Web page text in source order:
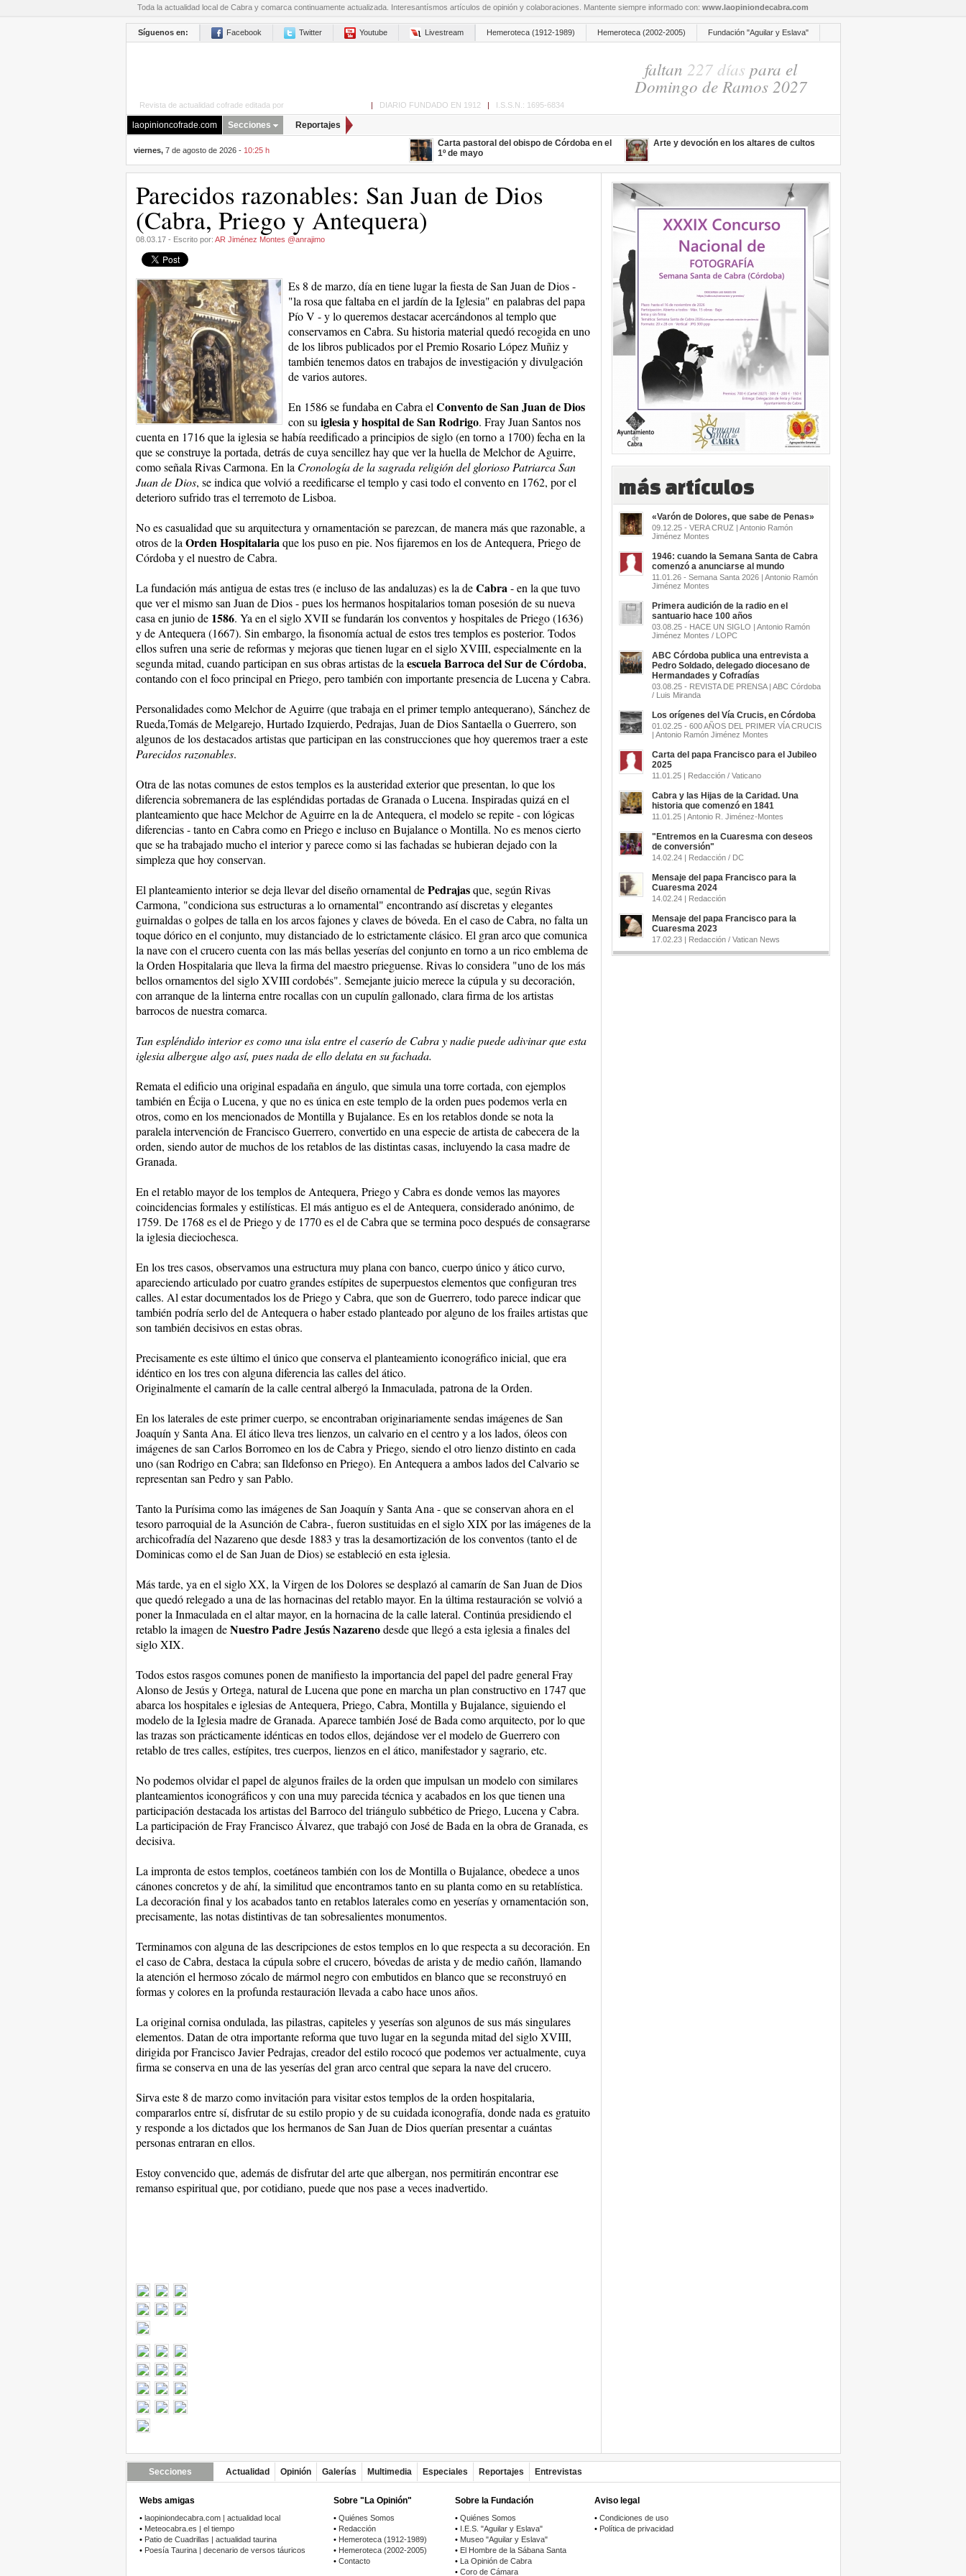
Toda la actualidad local de Cabra y comarca continuamente actualizada. Interesantísmos artículos de opinión y colaboraciones. Mantente siempre informado con: www.laopiniondecabra.com
Síguenos en: Facebook Twitter Youtube Livestream Hemeroteca (1912-1989) Hemeroteca (2002-2005) Fundación "Aguilar y Eslava"
faltan 227 días para el
Domingo de Ramos 2027
Revista de actualidad cofrade editada por | DIARIO FUNDADO EN 1912 | I.S.S.N.: 1695-6834
laopinioncofrade.com Secciones Reportajes
viernes,7 de agosto de 2026 - 10:25 h
Carta pastoral del obispo de Córdoba en el
1º de mayo
Arte y devoción en los altares de cultos
Parecidos razonables: San Juan de Dios
(Cabra, Priego y Antequera)
08.03.17 - Escrito por: AR Jiménez Montes @anrajimo
Es 8 de marzo, día en tiene lugar la fiesta de San Juan de Dios -
"la rosa que faltaba en el jardín de la Iglesia" en palabras del papa
Pío V - y lo queremos destacar acercándonos al templo que
conservamos en Cabra. Su historia material quedó recogida en uno
de los libros publicados por el Premio Rosario López Muñiz y
también tenemos datos en trabajos de investigación y divulgación
de varios autores.
En 1586 se fundaba en Cabra el Convento de San Juan de Dios
con su iglesia y hospital de San Rodrigo. Fray Juan Santos nos
cuenta en 1716 que la iglesia se había reedificado a principios de siglo (en torno a 1700) fecha en la
que se construye la portada, detrás de cuya sencillez hay que ver la huella de Melchor de Aguirre,
como señala Rivas Carmona. En la Cronología de la sagrada religión del glorioso Patriarca San
Juan de Dios, se indica que volvió a reedificarse el templo y casi todo el convento en 1762, por el
deterioro sufrido tras el terremoto de Lisboa.
No es casualidad que su arquitectura y ornamentación se parezcan, de manera más que razonable, a
otros de la Orden Hospitalaria que los puso en pie. Nos fijaremos en los de Antequera, Priego de
Córdoba y el nuestro de Cabra.
La fundación más antigua de estas tres (e incluso de las andaluzas) es la deCabra - en la que tuvo
que ver el mismo san Juan de Dios - pues los hermanos hospitalarios toman posesión de su nueva
casa en junio de 1586. Ya en el siglo XVII se fundarán los conventos y hospitales de Priego (1636)
y de Antequera (1667). Sin embargo, la fisonomía actual de estos tres templos es posterior. Todos
ellos sufren una serie de reformas y mejoras que tienen lugar en el siglo XVIII, especialmente en la
segunda mitad, cuando participan en sus obras artistas de la escuela Barroca del Sur de Córdoba,
contando con el foco principal en Priego, pero también con importante presencia de Lucena y Cabra.
Personalidades como Melchor de Aguirre (que trabaja en el primer templo antequerano), Sánchez de
Rueda,Tomás de Melgarejo, Hurtado Izquierdo, Pedrajas, Juan de Dios Santaella o Guerrero, son
algunos de los destacados artistas que participan en las construcciones que hoy queremos traer a este
Parecidos razonables.
Otra de las notas comunes de estos templos es la austeridad exterior que presentan, lo que los
diferencia sobremanera de las espléndidas portadas de Granada o Lucena. Inspiradas quizá en el
planteamiento que hace Melchor de Aguirre en la de Antequera, el modelo se repite - con lógicas
diferencias - tanto en Cabra como en Priego e incluso en Bujalance o Montilla. No es menos cierto
que se ha trabajado mucho el interior y parece como si las fachadas se hubieran dejado con la
simpleza que hoy conservan.
El planteamiento interior se deja llevar del diseño ornamental dePedrajasque, según Rivas
Carmona, "condiciona sus estructuras a lo ornamental" encontrando así discretas y elegantes
guirnaldas o golpes de talla en los arcos fajones y claves de bóveda. En el caso de Cabra, no falta un
toque dórico en el conjunto, muy distanciado de lo estrictamente clásico. El gran arco que comunica
la nave con el crucero cuenta con las más bellas yeserías del conjunto en torno a un rico emblema de
la Orden Hospitalaria que lleva la firma del maestro prieguense. Rivas lo considera "uno de los más
bellos ornamentos del siglo XVIII cordobés". Semejante juicio merece la cúpula y su decoración,
con arranque de la linterna entre rocallas con un cupulín gallonado, clara firma de los artistas
barrocos de nuestra comarca.
Tan espléndido interior es como una isla entre el caserío de Cabra y nadie puede adivinar que esta
iglesia albergue algo así, pues nada de ello delata en su fachada.
Remata el edificio una original espadaña en ángulo, que simula una torre cortada, con ejemplos
también en Écija o Lucena, y que no es única en este templo de la orden pues podemos verla en
otros, como en los mencionados de Montilla y Bujalance. Es en los retablos donde se nota la
paralela intervención de Francisco Guerrero, convertido en una especie de artista de cabecera de la
orden, siendo autor de muchos de los retablos de las distintas casas, incluyendo la casa madre de
Granada.
En el retablo mayor de los templos de Antequera, Priego y Cabra es donde vemos las mayores
coincidencias formales y estilísticas. El más antiguo es el de Antequera, considerado anónimo, de
1759. De 1768 es el de Priego y de 1770 es el de Cabra que se termina poco después de consagrarse
la iglesia dieciochesca.
En los tres casos, observamos una estructura muy plana con banco, cuerpo único y ático curvo,
apareciendo articulado por cuatro grandes estípites de superpuestos elementos que configuran tres
calles. Al estar documentados los de Priego y Cabra, que son de Guerrero, todo parece indicar que
también podría serlo del de Antequera o haber estado planteado por alguno de los frailes artistas que
son también decisivos en estas obras.
Precisamente es este último el único que conserva el planteamiento iconográfico inicial, que era
idéntico en los tres con alguna diferencia las calles del ático.
Originalmente el camarín de la calle central albergó la Inmaculada, patrona de la Orden.
En los laterales de este primer cuerpo, se encontraban originariamente sendas imágenes de San
Joaquín y Santa Ana. El ático lleva tres lienzos, un calvario en el centro y a los lados, óleos con
imágenes de san Carlos Borromeo en los de Cabra y Priego, siendo el otro lienzo distinto en cada
uno (san Rodrigo en Cabra; san Ildefonso en Priego). En Antequera a ambos lados del Calvario se
representan san Pedro y san Pablo.
Tanto la Purísima como las imágenes de San Joaquín y Santa Ana - que se conservan ahora en el
tesoro parroquial de la Asunción de Cabra-, fueron sustituidas en el siglo XIX por las imágenes de la
archicofradía del Nazareno que desde 1883 y tras la desamortización de los conventos (tanto el de
Dominicas como el de San Juan de Dios) se estableció en esta iglesia.
Más tarde, ya en el siglo XX, la Virgen de los Dolores se desplazó al camarín de San Juan de Dios
que quedó relegado a una de las hornacinas del retablo mayor. En la última restauración se volvió a
poner la Inmaculada en el altar mayor, en la hornacina de la calle lateral. Continúa presidiendo el
retablo la imagen deNuestro Padre Jesús Nazarenodesde que llegó a esta iglesia a finales del
siglo XIX.
Todos estos rasgos comunes ponen de manifiesto la importancia del papel del padre general Fray
Alonso de Jesús y Ortega, natural de Lucena que pone en marcha un plan constructivo en 1747 que
abarca los hospitales e iglesias de Antequera, Priego, Cabra, Montilla y Bujalance, siguiendo el
modelo de la Iglesia madre de Granada. Aparece también José de Bada como arquitecto, por lo que
las trazas son prácticamente idénticas en todos ellos, dejándose ver el modelo de Guerrero con
retablo de tres calles, estípites, tres cuerpos, lienzos en el ático, manifestador y sagrario, etc.
No podemos olvidar el papel de algunos frailes de la orden que impulsan un modelo con similares
planteamientos iconográficos y con una muy parecida técnica y acabados en los que tienen una
participación destacada los artistas del Barroco del triángulo subbético de Priego, Lucena y Cabra.
La participación de Fray Francisco Álvarez, que trabajó con José de Bada en la obra de Granada, es
decisiva.
La impronta de estos templos, coetáneos también con los de Montilla o Bujalance, obedece a unos
cánones concretos y de ahí, la similitud que encontramos tanto en su planta como en su retablística.
La decoración final y los acabados tanto en retablos laterales como en yeserías y ornamentación son,
precisamente, las notas distintivas de tan sobresalientes monumentos.
Terminamos con alguna de las descripciones de estos templos en lo que respecta a su decoración. En
el caso de Cabra, destaca la cúpula sobre el crucero, bóvedas de arista y de medio cañón, llamando
la atención el hermoso zócalo de mármol negro con embutidos en blanco que se reconstruyó en
formas y colores en la profunda restauración llevada a cabo hace unos años.
La original cornisa ondulada, las pilastras, capiteles y yeserías son algunos de sus más singulares
elementos. Datan de otra importante reforma que tuvo lugar en la segunda mitad del siglo XVIII,
dirigida por Francisco Javier Pedrajas, creador del estilo rococó que podemos ver actualmente, cuya
firma se conserva en una de las yeserías del gran arco central que separa la nave del crucero.
Sirva este 8 de marzo como invitación para visitar estos templos de la orden hospitalaria,
compararlos entre sí, disfrutar de su estilo propio y de su cuidada iconografía, donde nada es gratuito
y responde a los dictados que los hermanos de San Juan de Dios querían presentar a cuántas
personas entraran en ellos.
Estoy convencido que, además de disfrutar del arte que albergan, nos permitirán encontrar ese
remanso espiritual que, por cotidiano, puede que nos pase a veces inadvertido.
más artículos
«Varón de Dolores, que sabe de Penas»
09.12.25 - VERA CRUZ | Antonio Ramón
Jiménez Montes
1946: cuando la Semana Santa de Cabra
comenzó a anunciarse al mundo
11.01.26 - Semana Santa 2026 | Antonio Ramón
Jiménez Montes
Primera audición de la radio en el
santuario hace 100 años
03.08.25 - HACE UN SIGLO | Antonio Ramón
Jiménez Montes / LOPC
ABC Córdoba publica una entrevista a
Pedro Soldado, delegado diocesano de
Hermandades y Cofradías
03.08.25 - REVISTA DE PRENSA | ABC Córdoba
/ Luis Miranda
Los orígenes del Vía Crucis, en Córdoba
01.02.25 - 600 AÑOS DEL PRIMER VÍA CRUCIS
| Antonio Ramón Jiménez Montes
Carta del papa Francisco para el Jubileo
2025
11.01.25 | Redacción / Vaticano
Cabra y las Hijas de la Caridad. Una
historia que comenzó en 1841
11.01.25 | Antonio R. Jiménez-Montes
"Entremos en la Cuaresma con deseos
de conversión"
14.02.24 | Redacción / DC
Mensaje del papa Francisco para la
Cuaresma 2024
14.02.24 | Redacción
Mensaje del papa Francisco para la
Cuaresma 2023
17.02.23 | Redacción / Vatican News
Secciones Actualidad Opinión Galerías Multimedia Especiales Reportajes Entrevistas
Webs amigas
• laopiniondecabra.com | actualidad local
• Meteocabra.es | el tiempo
• Patio de Cuadrillas | actualidad taurina
• Poesía Taurina | decenario de versos táuricos
Sobre "La Opinión"
• Quiénes Somos
• Redacción
• Hemeroteca (1912-1989)
• Hemeroteca (2002-2005)
• Contacto
Sobre la Fundación
• Quiénes Somos
• I.E.S. "Aguilar y Eslava"
• Museo "Aguilar y Eslava"
• El Hombre de la Sábana Santa
• La Opinión de Cabra
• Coro de Cámara
Aviso legal
• Condiciones de uso
• Política de privacidad